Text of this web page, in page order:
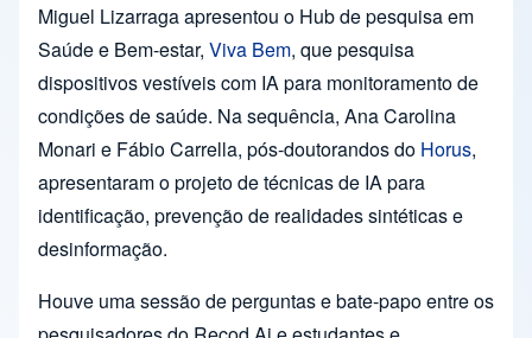
Miguel Lizarraga apresentou o Hub de pesquisa em
Saúde e Bem-estar, Viva Bem, que pesquisa
dispositivos vestíveis com IA para monitoramento de
condições de saúde. Na sequência, Ana Carolina
Monari e Fábio Carrella, pós-doutorandos do Horus,
apresentaram o projeto de técnicas de IA para
identificação, prevenção de realidades sintéticas e
desinformação.
Houve uma sessão de perguntas e bate-papo entre os